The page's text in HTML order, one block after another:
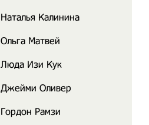
Наталья Калинина
Ольга Матвей
Люда Изи Кук
Джейми Оливер
Гордон Рамзи